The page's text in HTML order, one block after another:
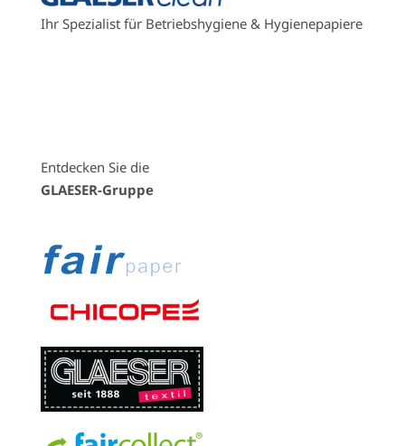
Ihr Spezialist für Betriebshygiene & Hygienepapiere
Entdecken Sie die
GLAESER-Gruppe